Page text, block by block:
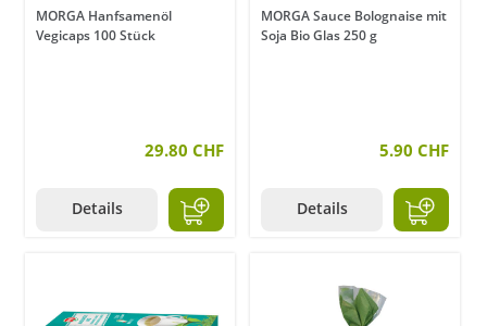
MORGA Hanfsamenöl
Vegicaps 100 Stück
29.80 CHF
Details
MORGA Sauce Bolognaise mit
Soja Bio Glas 250 g
5.90 CHF
Details